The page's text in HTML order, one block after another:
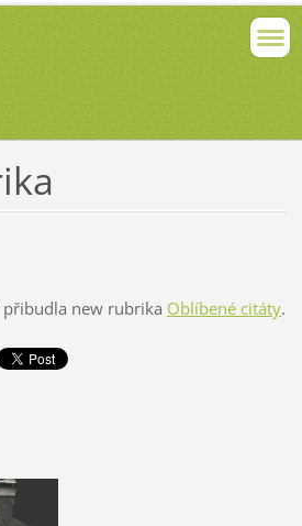
přibudla new rubrika Oblíbené citáty.